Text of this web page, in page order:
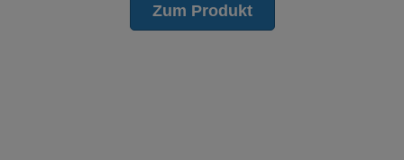
Zum Produkt